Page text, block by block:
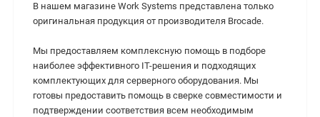
В нашем магазине Work Systems представлена только
оригинальная продукция от производителя Brocade.
Мы предоставляем комплексную помощь в подборе
наиболее эффективного IT-решения и подходящих
комплектующих для серверного оборудования. Мы
готовы предоставить помощь в сверке совместимости и
подтверждении соответствия всем необходимым